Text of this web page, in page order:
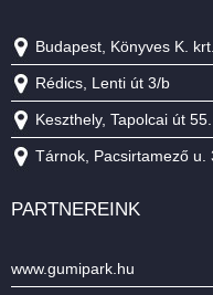
Budapest, Könyves K.
Rédics, Lenti út 3/b
Keszthely, Tapolcai út 55.
Tárnok, Pacsirtamező u.
PARTNEREINK
www.gumipark.hu